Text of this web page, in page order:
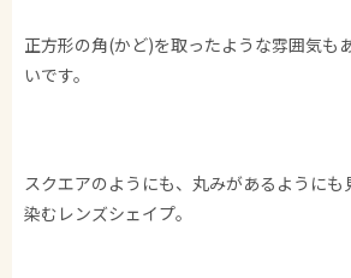
正方形の角(かど)を取ったような雰囲気も
いです。
スクエアのようにも、丸みがあるようにも
染むレンズシェイプ。